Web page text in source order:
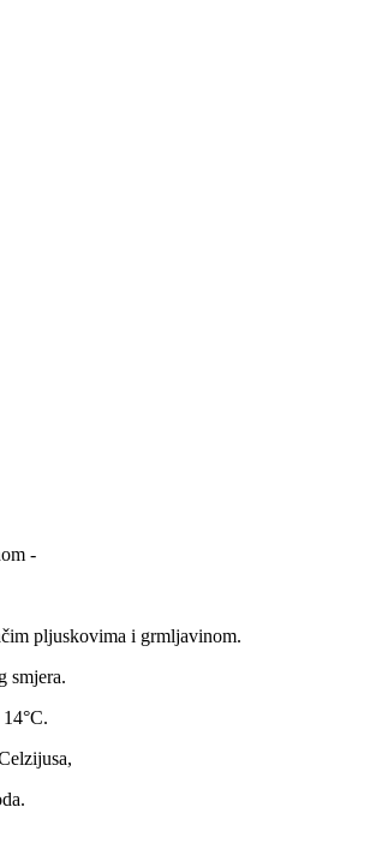
-
pljuskovima i grmljavinom.
smjera.